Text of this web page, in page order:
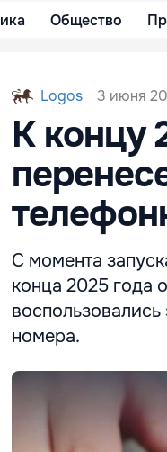
Общество
Logos 3 июня
К концу
С момента
конца 2025 года
номера.